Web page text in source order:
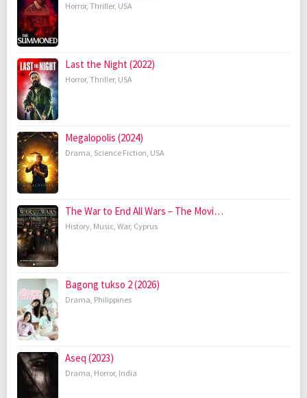
Horror, Thriller, USA
Last the Night (2022)
Horror, Thriller, USA
Megalopolis (2024)
Drama, Science Fiction, USA
The War to End All Wars – The Movi…
History, Music, War, Cyprus
Bagong tukso 2 (2026)
Drama, Philippines
Aseq (2023)
Drama, Horror, India